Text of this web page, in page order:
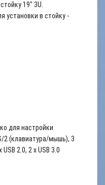
19" 3U.
установки в стойку -
для настройки
2 (клавиатура/мышь), 3
2.0, 2 x USB 3.0